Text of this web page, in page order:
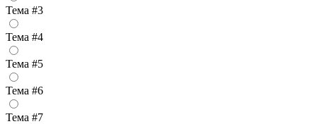
Тема #3
Тема #4
Тема #5
Тема #6
Тема #7